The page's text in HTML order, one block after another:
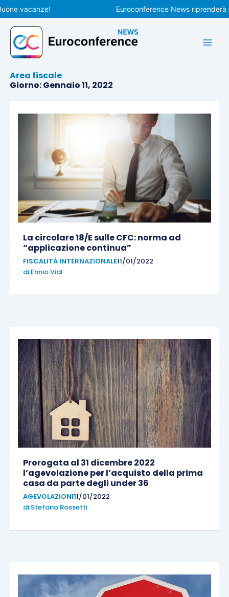
Vai
al
contenuto
vacanze! Euroconference News riprenderà le
Area fiscale
Giorno: Gennaio 11, 2022
La circolare 18/E sulle CFC: norma ad
“applicazione continua”
FISCALITÀ INTERNAZIONALE11/01/2022
di Ennio Vial
Prorogata al 31 dicembre 2022
l’agevolazione per l’acquisto della prima
casa da parte degli under 36
AGEVOLAZIONI11/01/2022
di Stefano Rossetti